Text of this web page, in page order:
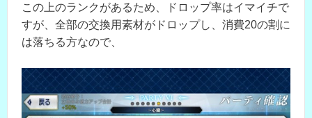
この上のランクがあるため、ドロップ率はイマイチで
すが、全部の交換用素材がドロップし、消費20の割に
は落ちる方なので、